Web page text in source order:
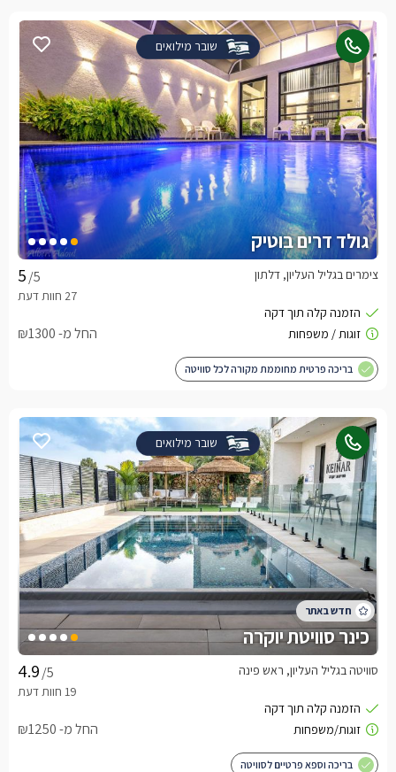
שובר מילואים
גולד דרים בוטיק
/5 צימרים בגליל העליון, דלתון
החל מ- ₪1300
בריכה פרטית מחוממת מקורה לכל סוויטה
שובר מילואים
כינר סוויטת יוקרה
/5 סוויטה בגליל העליון, ראש פינה
החל מ- ₪1250
בריכה וספא פרטיים לסוויטה